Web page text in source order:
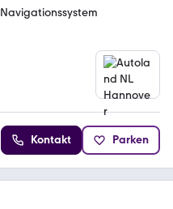
Navigationssystem
Kontakt Parken